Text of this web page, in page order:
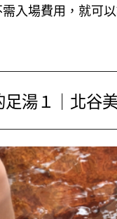
入場費用，就可
足湯１｜北谷